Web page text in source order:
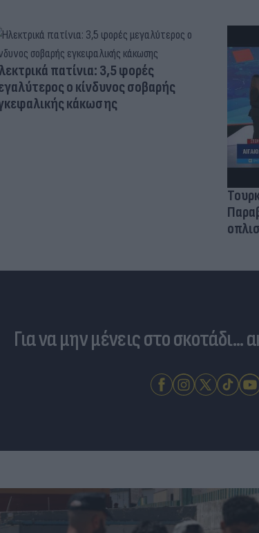
πατίνια: 3,5 φορές
ο κίνδυνος σοβαρής
κάκωσης
Για να μην μένεις στο